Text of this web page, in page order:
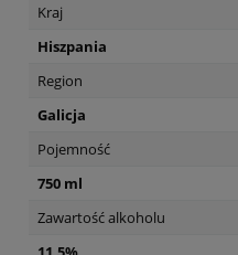
Kraj
Hiszpania
Region
Galicja
Pojemność
750 ml
Zawartość alkoholu